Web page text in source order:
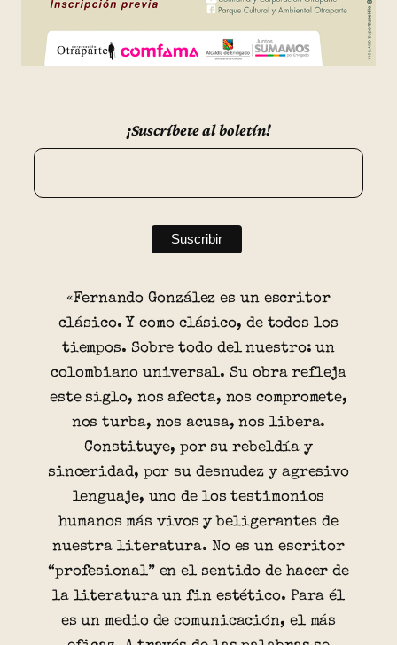
¡Suscríbete al boletín!
«Fernando González es un escritor
clásico. Y como clásico, de todos los
tiempos. Sobre todo del nuestro: un
colombiano universal. Su obra refleja
este siglo, nos afecta, nos compromete,
nos turba, nos acusa, nos libera.
Constituye, por su rebeldía y
sinceridad, por su desnudez y agresivo
lenguaje, uno de los testimonios
humanos más vivos y beligerantes de
nuestra literatura. No es un escritor
“profesional” en el sentido de hacer de
la literatura un fin estético. Para él
es un medio de comunicación, el más